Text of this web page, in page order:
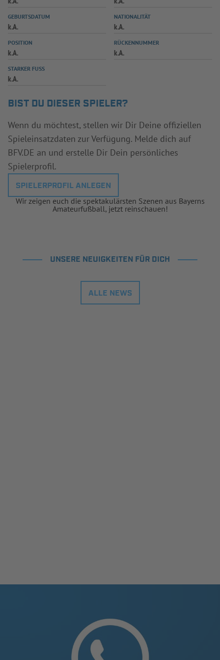
SPIELPLUS
GEBURTSDATUM
k.A.
NATIONALITÄT
k.A.
POSITION
k.A.
RÜCKENNUMMER
k.A.
STARKER FUSS
k.A.
BIST DU DIESER SPIELER?
Wenn du möchtest, stellen wir Dir Deine offiziellen
Spieleinsatzdaten zur Verfügung. Melde dich auf
BFV.DE an und erstelle Dir Dein persönliches
Spielerprofil.
SPIELERPROFIL ANLEGEN
Wir zeigen euch die spektakulärsten Szenen aus Bayerns
Amateurfußball, jetzt reinschauen!
UNSERE NEUIGKEITEN FÜR DICH
ALLE NEWS